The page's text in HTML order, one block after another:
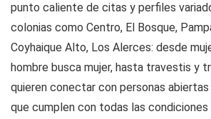
punto caliente de citas y perfiles
colonias como Centro, El Bosque,
Coyhaique Alto, Los Alerces: desde
hombre busca mujer, hasta travestis y
quieren conectar con personas
que cumplen con todas las